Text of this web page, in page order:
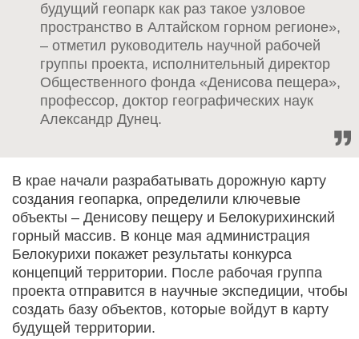
будущий геопарк как раз такое узловое
пространство в Алтайском горном регионе»,
– отметил руководитель научной рабочей
группы проекта, исполнительный директор
Общественного фонда «Денисова пещера»,
профессор, доктор географических наук
Александр Дунец.
В крае начали разрабатывать дорожную карту
создания геопарка, определили ключевые
объекты – Денисову пещеру и Белокурихинский
горный массив. В конце мая администрация
Белокурихи покажет результаты конкурса
концепций территории. После рабочая группа
проекта отправится в научные экспедиции, чтобы
создать базу объектов, которые войдут в карту
будущей территории.